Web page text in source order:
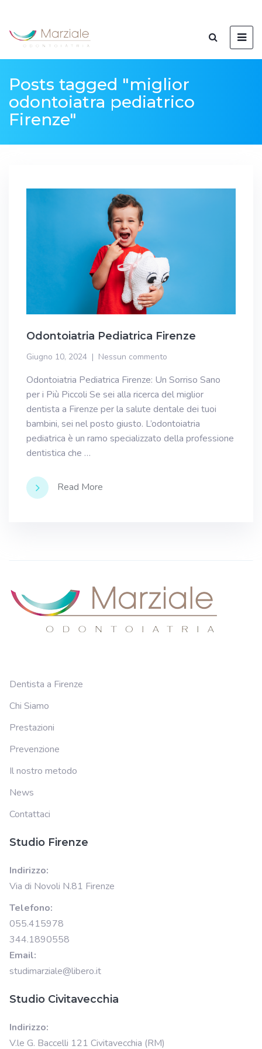
Posts tagged "miglior
odontoiatra pediatrico
Firenze"
Odontoiatria Pediatrica Firenze
Giugno 10, 2024 Nessun commento
Odontoiatria Pediatrica Firenze: Un Sorriso Sano
per i Più Piccoli Se sei alla ricerca del miglior
dentista a Firenze per la salute dentale dei tuoi
bambini, sei nel posto giusto. L’odontoiatria
pediatrica è un ramo specializzato della professione
dentistica che …
Read More
Dentista a Firenze
Chi Siamo
Prestazioni
Prevenzione
Il nostro metodo
News
Contattaci
Studio Firenze
Indirizzo:
Via di Novoli N.81 Firenze
Telefono:
055.415978
344.1890558
Email:
studimarziale@libero.it
Studio Civitavecchia
Indirizzo:
V.le G. Baccelli 121 Civitavecchia (RM)